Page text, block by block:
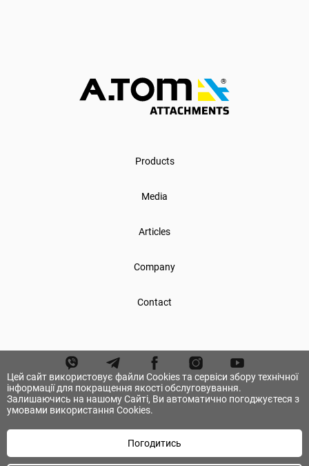
Цей сайт використовує файли Cookies та сервіси збору технічної
інформації для покращення якості обслуговування.
Залишаючись на нашому Сайті, Ви автоматично погоджуєтеся з
умовами використання Cookies.
Погодитись
Products
Media
Articles
Company
Contact
© А.ТОМ. All rights reserved.